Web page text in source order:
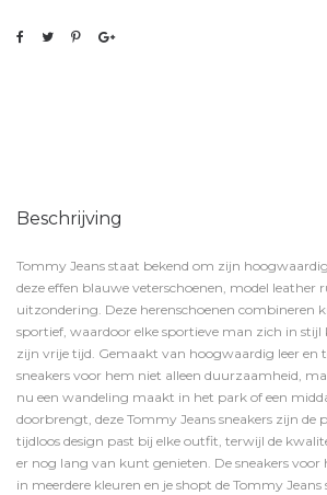
Beschrijving
Tommy Jeans staat bekend om zijn
deze effen blauwe veterschoenen, model leather
uitzondering. Deze herenschoenen combineren
sportief, waardoor elke sportieve man zich in
zijn vrije tijd. Gemaakt van hoogwaardig leer en
sneakers voor hem niet alleen duurzaamheid,
nu een wandeling maakt in het park of een
doorbrengt, deze Tommy Jeans sneakers zijn de
tijdloos design past bij elke outfit, terwijl de
er nog lang van kunt genieten. De sneakers
in meerdere kleuren en je shopt de Tommy